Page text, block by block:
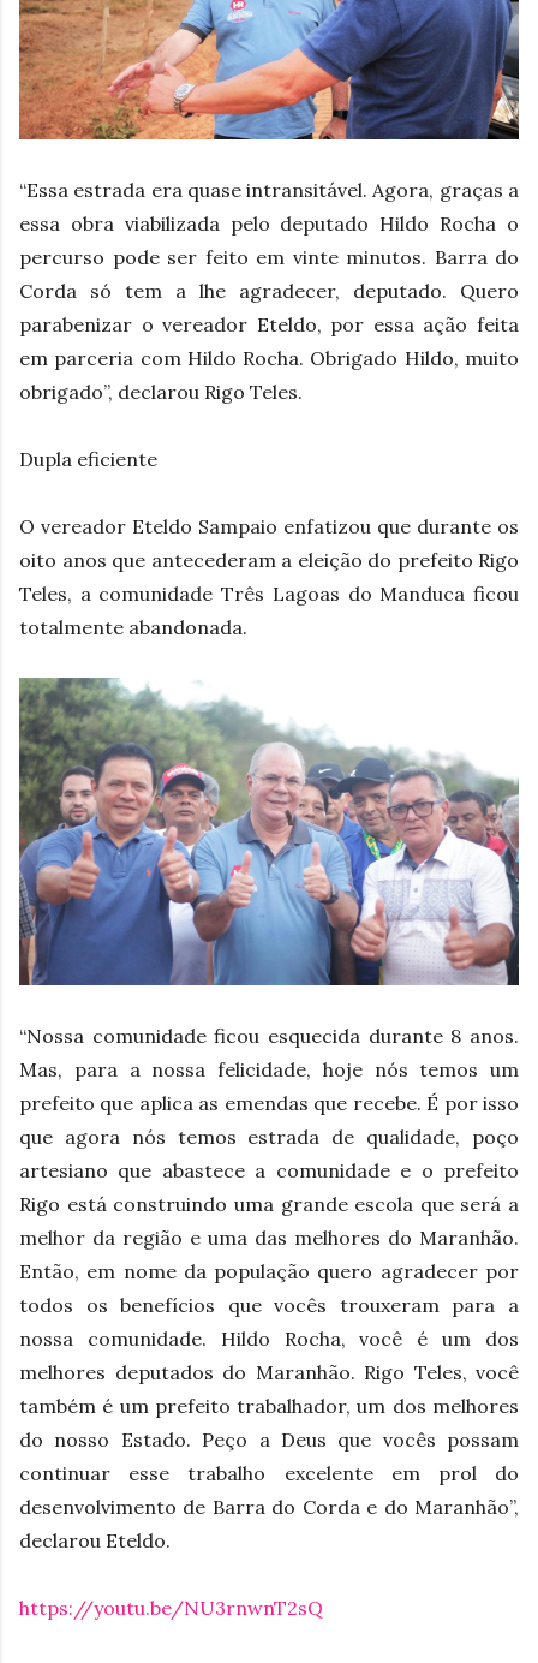
“Essa estrada era quase intransitável. Agora, graças a
essa obra viabilizada pelo deputado Hildo Rocha o
percurso pode ser feito em vinte minutos. Barra do
Corda só tem a lhe agradecer, deputado. Quero
parabenizar o vereador Eteldo, por essa ação feita
em parceria com Hildo Rocha. Obrigado Hildo, muito
obrigado”, declarou Rigo Teles.
Dupla eficiente
O vereador Eteldo Sampaio enfatizou que durante os
oito anos que antecederam a eleição do prefeito Rigo
Teles, a comunidade Três Lagoas do Manduca ficou
totalmente abandonada.
“Nossa comunidade ficou esquecida durante 8 anos.
Mas, para a nossa felicidade, hoje nós temos um
prefeito que aplica as emendas que recebe. É por isso
que agora nós temos estrada de qualidade, poço
artesiano que abastece a comunidade e o prefeito
Rigo está construindo uma grande escola que será a
melhor da região e uma das melhores do Maranhão.
Então, em nome da população quero agradecer por
todos os benefícios que vocês trouxeram para a
nossa comunidade. Hildo Rocha, você é um dos
melhores deputados do Maranhão. Rigo Teles, você
também é um prefeito trabalhador, um dos melhores
do nosso Estado. Peço a Deus que vocês possam
continuar esse trabalho excelente em prol do
desenvolvimento de Barra do Corda e do Maranhão”,
declarou Eteldo.
https://youtu.be/NU3rnwnT2sQ